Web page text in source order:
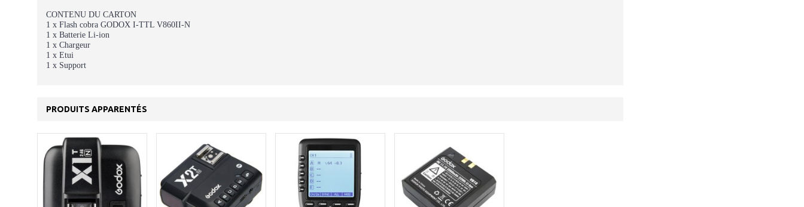
CONTENU DU CARTON
1 x Flash cobra GODOX I-TTL V860II-N
1 x Batterie Li-ion
1 x Chargeur
1 x Etui
1 x Support
PRODUITS APPARENTÉS